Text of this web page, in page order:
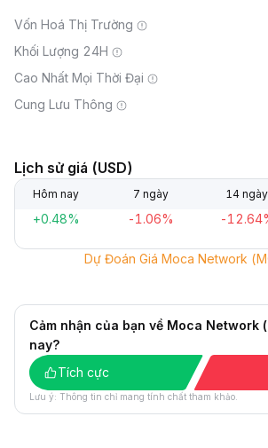
Vốn Hoá Thị Trường
Khối Lượng 24H
Cao Nhất Mọi Thời Đại
Cung Lưu Thông
Lịch sử giá (USD)
Hôm nay 7 ngày 14 ngày
+0.48% -1.06% -
Dự Đoán Giá Moca Network
Cảm nhận của bạn về Moca Network
nay?
Tích cực
Lưu ý: Thông tin chỉ mang tính chất tham khảo.